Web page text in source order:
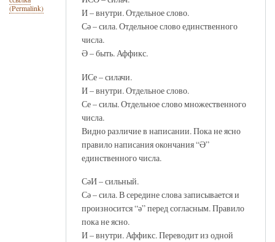
(Permalink)
И – внутри. Отдельное слово.
Сә – сила. Отдельное слово единственного
числа.
Ә – быть. Аффикс.
ИСе – силачи.
И – внутри. Отдельное слово.
Се – силы. Отдельное слово множественного
числа.
Видно различие в написании. Пока не ясно
правило написания окончания “Ә”
единственного числа.
СәИ – сильный.
Сә – сила. В середине слова записывается и
произносится “ә” перед согласным. Правило
пока не ясно.
И – внутри. Аффикс. Переводит из одной